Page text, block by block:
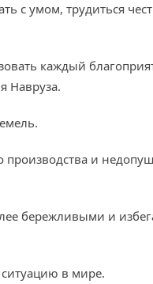
с умом, трудиться
каждый
Навруза.
производства и
бережливыми и
в мире.